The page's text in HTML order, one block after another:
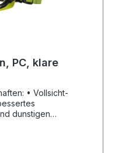
PC, klare
dunstigen